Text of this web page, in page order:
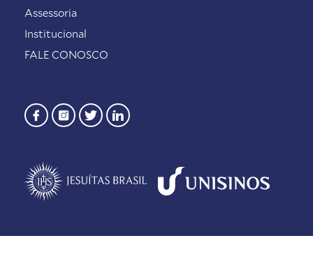
Assessoria
Institucional
FALE CONOSCO